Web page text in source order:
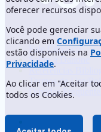
Fale Conosco
Sobre a Danone
Referências
Termos de Uso/
Dúvidas Frequentes
oferecer recursos
Você pode gerenciar
clicando em
estão disponíveis na
Privacidade.
Ao clicar em "Aceitar
todos os Cookies.